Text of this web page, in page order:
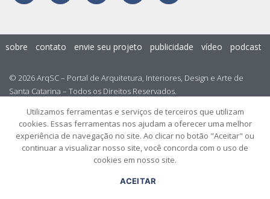
© 2026 ArqSC – Portal de Arquitetura, Interiores, Design e Arte de
Santa Catarina – Todos os Direitos Reservados.
sobre contato envie seu projeto publicidade vídeo podcast
Utilizamos ferramentas e serviços de terceiros que utilizam
cookies. Essas ferramentas nos ajudam a oferecer uma melhor
experiência de navegação no site. Ao clicar no botão "Aceitar" ou
continuar a visualizar nosso site, você concorda com o uso de
cookies em nosso site.
ACEITAR